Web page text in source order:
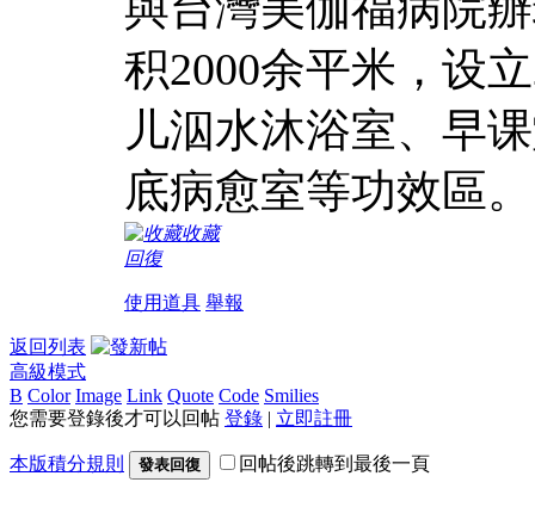
积2000余平米，设
儿泅水沐浴室、早
底病愈室等功效區。
收藏
回復
使用道具 舉報
返回列表
高級模式
B Color Image Link Quote Code Smilies
您需要登錄後才可以回帖 登錄 | 立即註冊
本版積分規則 發表回復 回帖後跳轉到最後一頁